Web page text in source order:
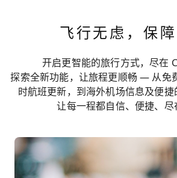
飞行无虑，保
开启更智能的旅行方式，尽在
探索全新功能，让旅程更顺畅 — 从免
时航班更新，到海外机场信息及便捷
让每一程都自信、便捷、尽